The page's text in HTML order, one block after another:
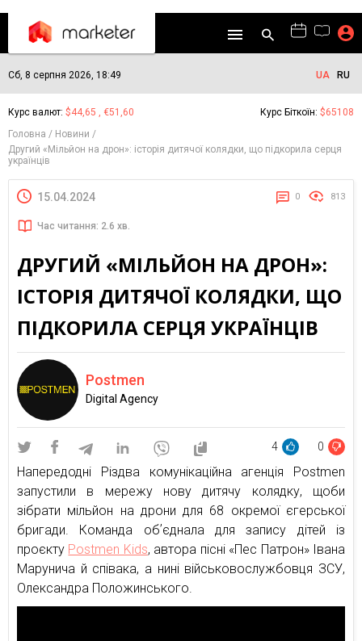
Сб, 8 серпня 2026, 18:49 UA RU
Курс валют: $44,65 , €51,60 Курс Біткоїн: $65108
Головна
Новини
Другий «Мільйон на дрон»: історія дитячої колядки, що підкорила серця
українців
15.04.2024 0 813
Час читання: 2.6 хв.
ДРУГИЙ «МІЛЬЙОН НА ДРОН»:
ІСТОРІЯ ДИТЯЧОЇ КОЛЯДКИ, ЩО
ПІДКОРИЛА СЕРЦЯ УКРАЇНЦІВ
Postmen
Digital Agency
4 0
Напередодні Різдва комунікаційна агенція Postmen
запустили в мережу нову дитячу колядку, щоби
зібрати мільйон на дрони для 68 окремої єгерської
бригади. Команда обʼєднала для запису дітей із
проєкту Postmen Kids, автора пісні «Пес Патрон» Івана
Марунича й співака, а нині військовослужбовця ЗСУ,
Олександра Положинського.